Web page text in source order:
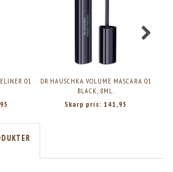
01
DR.HAUSCHKA VOLUME MASCARA 01
BLACK, 8ML.
Skarp pris: 141,95